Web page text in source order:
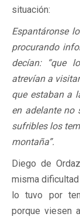
situación:
Espantáronse
procurando
decían: “que
atrevían a
que estaban a
en adelante no
sufribles los
montaña”.
Diego de
misma dificultad
lo tuvo por
porque viesen